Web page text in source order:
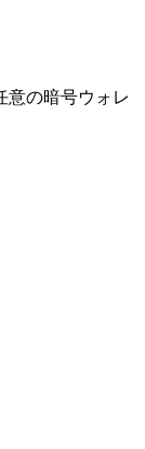
意の暗号ウォレ